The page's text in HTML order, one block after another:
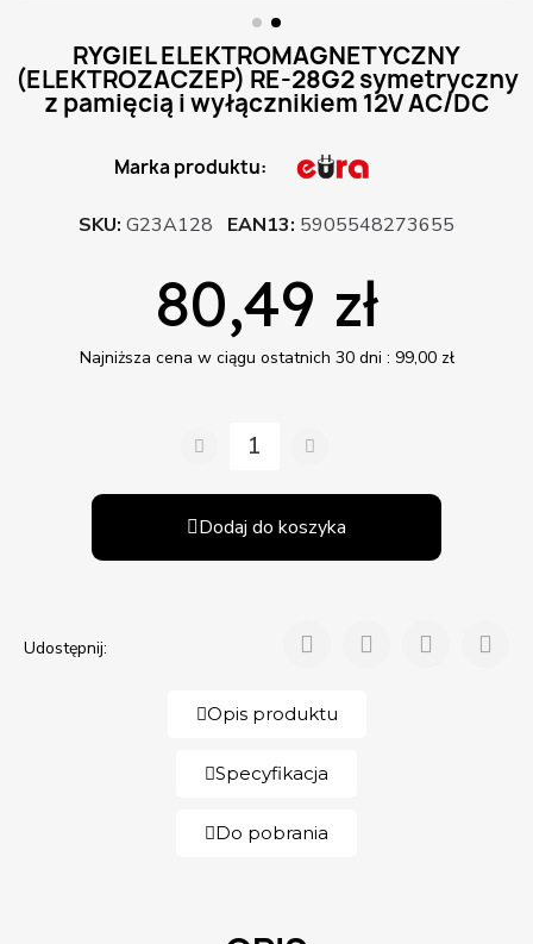
RYGIEL ELEKTROMAGNETYCZNY
(ELEKTROZACZEP) RE-28G2 symetryczny
z pamięcią i wyłącznikiem 12V AC/DC
Marka produktu:
SKU G23A128 EAN13 5905548273655
80,49 zł
Najniższa cena w ciągu ostatnich 30 dni : 99,00 zł
Dodaj do koszyka
Udostępnij:
Opis produktu
Specyfikacja
Do pobrania